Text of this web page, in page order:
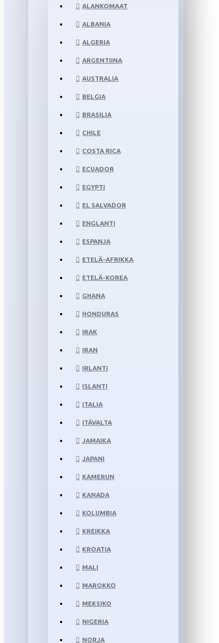
ALANKOMAAT
ALBANIA
ALGERIA
ARGENTIINA
AUSTRALIA
BELGIA
BRASILIA
CHILE
COSTA RICA
ECUADOR
EGYPTI
EL SALVADOR
ENGLANTI
ESPANJA
ETELÄ-AFRIKKA
ETELÄ-KOREA
GHANA
HONDURAS
IRAK
IRAN
IRLANTI
ISLANTI
ITALIA
ITÄVALTA
JAMAIKA
JAPANI
KAMERUN
KANADA
KOLUMBIA
KREIKKA
KROATIA
MALI
MAROKKO
MEKSIKO
NIGERIA
NORJA